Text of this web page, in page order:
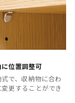
位置調整可
で、収納物に合わ
更することができ